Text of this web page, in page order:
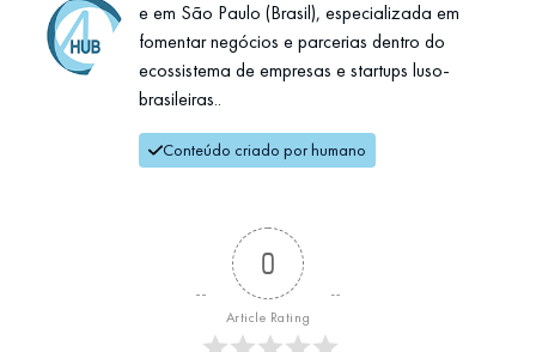
e em São Paulo (Brasil), especializada em
fomentar negócios e parcerias dentro do
ecossistema de empresas e startups luso-
brasileiras..
Conteúdo criado por humano
0
Article Rating